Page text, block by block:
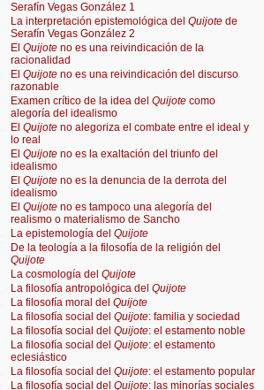
Serafín Vegas González 1
La interpretación epistemológica del Quijotede
Serafín Vegas González 2
El Quijoteno es una reivindicación de la
racionalidad
El Quijoteno es una reivindicación del discurso
razonable
Examen crítico de la idea del Quijotecomo
alegoría del idealismo
El Quijoteno alegoriza el combate entre el ideal y
lo real
El Quijoteno es la exaltación del triunfo del
idealismo
El Quijoteno es la denuncia de la derrota del
idealismo
El Quijoteno es tampoco una alegoría del
realismo o materialismo de Sancho
La epistemología del Quijote
De la teología a la filosofía de la religión del
Quijote
La cosmología del Quijote
La filosofía antropológica del Quijote
La filosofía moral del Quijote
La filosofía social del Quijote: familia y sociedad
La filosofía social del Quijote: el estamento noble
La filosofía social del Quijote: el estamento
eclesiástico
La filosofía social del Quijote: el estamento popular
La filosofía social del Quijote: las minorías sociales